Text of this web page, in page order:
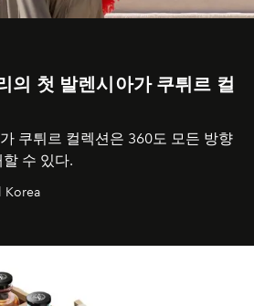
의 첫 발렌시아가 쿠튀르 컬
쿠튀르 컬렉션은 360도 모든 방향
수 있다.
Korea